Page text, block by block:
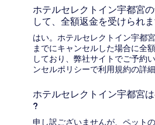
ホテルセレクトイン宇都宮
して、全額返金を受けられ
はい。ホテルセレクトイン宇都
までにキャンセルした場合に全
しており、弊社サイトでご予約
ンセルポリシーで利用規約の詳
ホテルセレクトイン宇都宮
?
申し訳ございませんが、ペット